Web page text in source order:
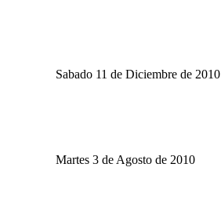
Sabado 11 de Diciembre de 2010
Martes 3 de Agosto de 2010